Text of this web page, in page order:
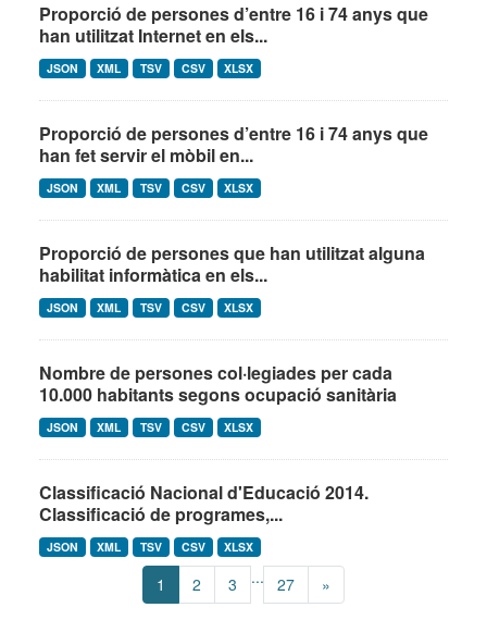
Proporció de persones d’entre 16 i 74 anys que
han utilitzat Internet en els...
JSON XML TSV CSV XLSX
Proporció de persones d’entre 16 i 74 anys que
han fet servir el mòbil en...
JSON XML TSV CSV XLSX
Proporció de persones que han utilitzat alguna
habilitat informàtica en els...
JSON XML TSV CSV XLSX
Nombre de persones col·legiades per cada
10.000 habitants segons ocupació sanitària
JSON XML TSV CSV XLSX
Classificació Nacional d'Educació 2014.
Classificació de programes,...
JSON XML TSV CSV XLSX
1 2 3 ... 27 »